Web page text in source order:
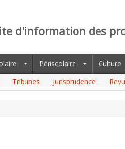
d'information des
Périscolaire Culture
Tribunes Jurisprudence